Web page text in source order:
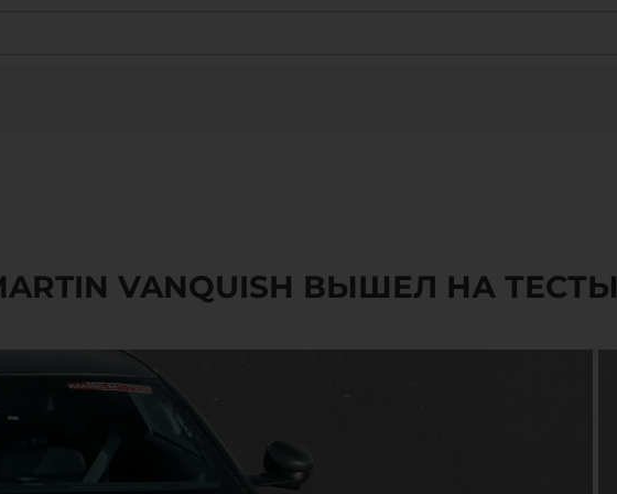
VANQUISH ВЫШЕЛ НА ТЕСТЫ